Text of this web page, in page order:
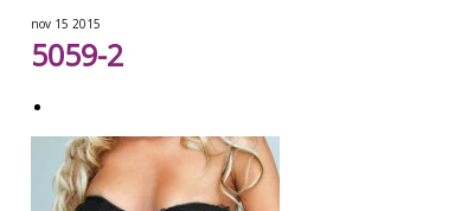
nov 15 2015
5059-2